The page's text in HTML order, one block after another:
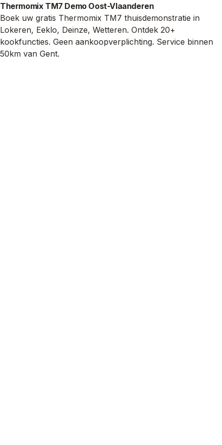
Thermomix TM7 Demo Oost-Vlaanderen
Boek uw gratis Thermomix TM7 thuisdemonstratie in
Lokeren, Eeklo, Deinze, Wetteren. Ontdek 20+
kookfuncties. Geen aankoopverplichting. Service binnen
50km van Gent.